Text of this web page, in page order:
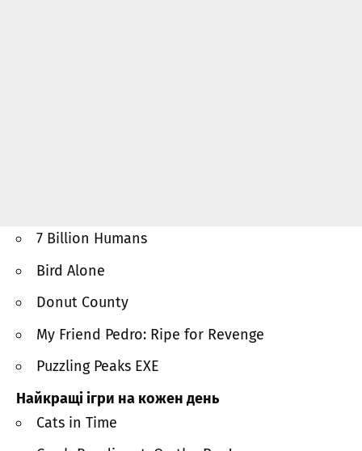
7 Billion Humans
Bird Alone
Donut County
My Friend Pedro: Ripe for Revenge
Puzzling Peaks EXE
Найкращі ігри на кожен день
Cats in Time